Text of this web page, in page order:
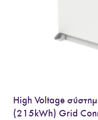
High Voltage
(215kWh) Grid